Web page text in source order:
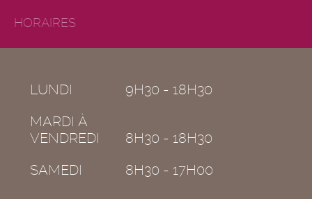
HORAIRES
LUNDI
9H30 - 18H30
MARDI À
VENDREDI
8H30 - 18H30
SAMEDI
8H30 - 17H00